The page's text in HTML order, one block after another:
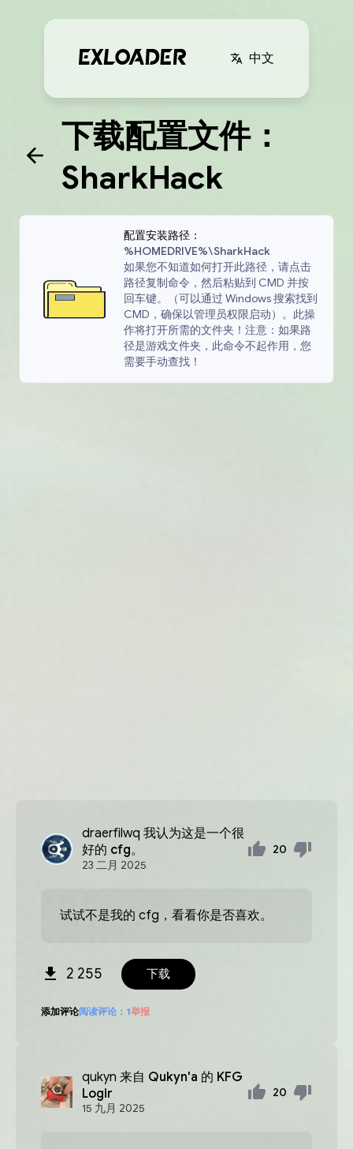
中文
下载配置文件：
SharkHack
配置安装路径：
%HOMEDRIVE%\SharkHack
如果您不知道如何打开此路径，请点击
路径复制命令，然后粘贴到 CMD 并按
回车键。（可以通过 Windows 搜索找到
CMD，确保以管理员权限启动）。此操
作将打开所需的文件夹！注意：如果路
径是游戏文件夹，此命令不起作用，您
需要手动查找！
draerfilwq 我认为这是一个很
好的 cfg。
23 二月 2025
20
试试不是我的 cfg，看看你是否喜欢。
2 255 下载
添加评论阅读评论： 1举报
qukyn 来自 Qukyn'a 的 KFG
Logir
15 九月 2025
20